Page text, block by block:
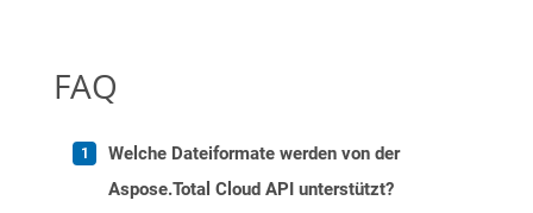
FAQ
Welche Dateiformate werden von der
Aspose.Total Cloud API unterstützt?